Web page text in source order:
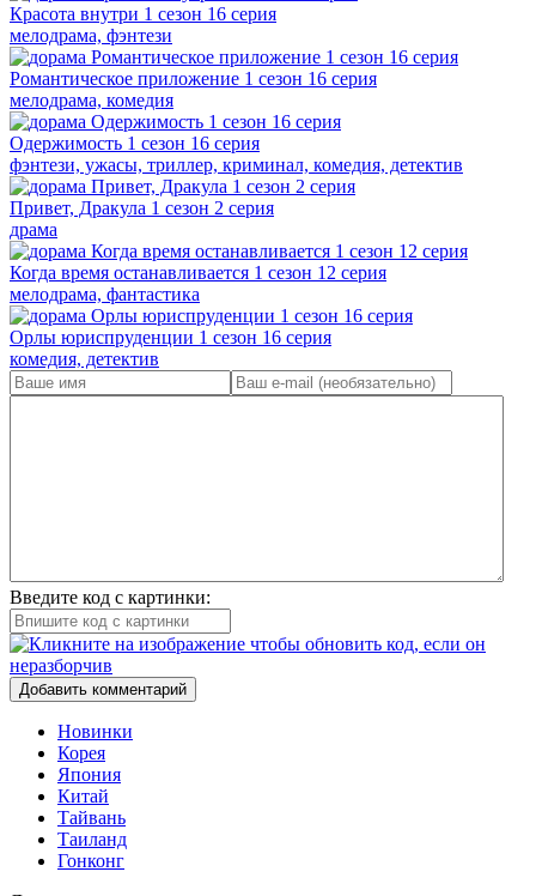
Красота внутри 1 сезон 16 серия
мелодрама, фэнтези
Романтическое приложение 1 сезон 16 серия
мелодрама, комедия
Одержимость 1 сезон 16 серия
фэнтези, ужасы, триллер, криминал, комедия, детектив
Привет, Дракула 1 сезон 2 серия
драма
Когда время останавливается 1 сезон 12 серия
мелодрама, фантастика
Орлы юриспруденции 1 сезон 16 серия
комедия, детектив
Введите код с картинки:
Добавить комментарий
Новинки
Корея
Япония
Китай
Тайвань
Таиланд
Гонконг